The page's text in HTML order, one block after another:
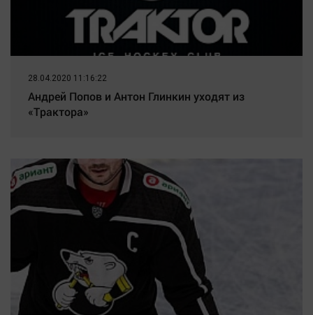
28.04.2020 11:16:22
Андрей Попов и Антон Глинкин уходят из
«Трактора»